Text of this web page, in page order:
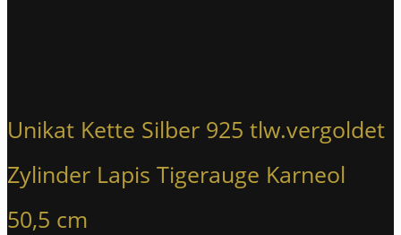
Unikat Kette Silber 925 tlw.vergoldet
Zylinder Lapis Tigerauge Karneol
50,5 cm